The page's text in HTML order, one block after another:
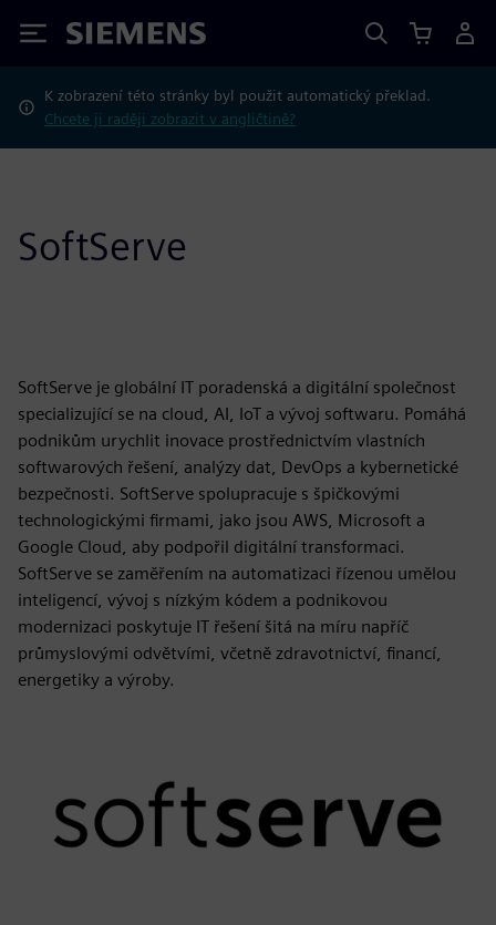
Siemens
K zobrazení této stránky byl použit automatický překlad.
Chcete ji raději zobrazit v angličtině?
SoftServe
SoftServe je globální IT poradenská a digitální společnost
specializující se na cloud, AI, IoT a vývoj softwaru. Pomáhá
podnikům urychlit inovace prostřednictvím vlastních
softwarových řešení, analýzy dat, DevOps a kybernetické
bezpečnosti. SoftServe spolupracuje s špičkovými
technologickými firmami, jako jsou AWS, Microsoft a
Google Cloud, aby podpořil digitální transformaci.
SoftServe se zaměřením na automatizaci řízenou umělou
inteligencí, vývoj s nízkým kódem a podnikovou
modernizaci poskytuje IT řešení šitá na míru napříč
průmyslovými odvětvími, včetně zdravotnictví, financí,
energetiky a výroby.